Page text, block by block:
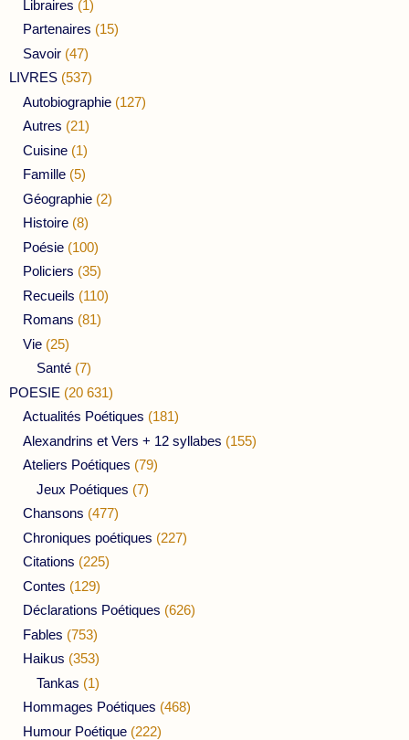
Libraires (1)
Partenaires (15)
Savoir (47)
LIVRES (537)
Autobiographie (127)
Autres (21)
Cuisine (1)
Famille (5)
Géographie (2)
Histoire (8)
Poésie (100)
Policiers (35)
Recueils (110)
Romans (81)
Vie (25)
Santé (7)
POESIE (20 631)
Actualités Poétiques (181)
Alexandrins et Vers + 12 syllabes (155)
Ateliers Poétiques (79)
Jeux Poétiques (7)
Chansons (477)
Chroniques poétiques (227)
Citations (225)
Contes (129)
Déclarations Poétiques (626)
Fables (753)
Haikus (353)
Tankas (1)
Hommages Poétiques (468)
Humour Poétique (222)